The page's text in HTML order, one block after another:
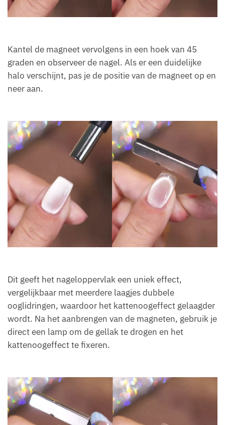
Kantel de magneet vervolgens in een hoek van 45
graden en observeer de nagel. Als er een duidelijke
halo verschijnt, pas je de positie van de magneet op en
neer aan.
Dit geeft het nageloppervlak een uniek effect,
vergelijkbaar met meerdere laagjes dubbele
ooglidringen, waardoor het kattenoogeffect gelaagder
wordt. Na het aanbrengen van de magneten, gebruik je
direct een lamp om de gellak te drogen en het
kattenoogeffect te fixeren.